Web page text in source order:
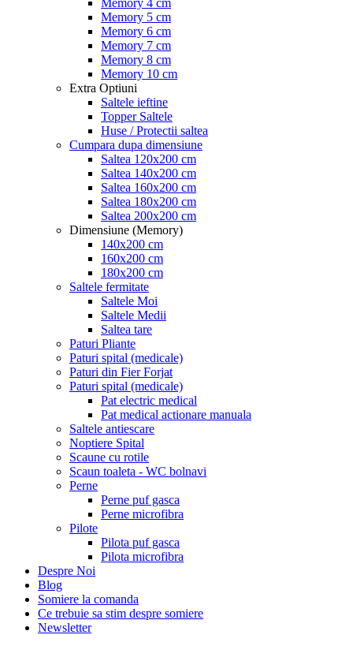
Memory 5 cm
Memory 6 cm
Memory 7 cm
Memory 8 cm
Memory 10 cm
Extra Optiuni
Saltele ieftine
Topper Saltele
Huse / Protectii saltea
Cumpara dupa dimensiune
Saltea 120x200 cm
Saltea 140x200 cm
Saltea 160x200 cm
Saltea 180x200 cm
Saltea 200x200 cm
Dimensiune (Memory)
140x200 cm
160x200 cm
180x200 cm
Saltele fermitate
Saltele Moi
Saltele Medii
Saltea tare
Paturi Pliante
Paturi spital (medicale)
Paturi din Fier Forjat
Paturi spital (medicale)
Pat electric medical
Pat medical actionare manuala
Saltele antiescare
Noptiere Spital
Scaune cu rotile
Scaun toaleta - WC bolnavi
Perne
Perne puf gasca
Perne microfibra
Pilote
Pilota puf gasca
Pilota microfibra
Despre Noi
Blog
Somiere la comanda
Ce trebuie sa stim despre somiere
Newsletter